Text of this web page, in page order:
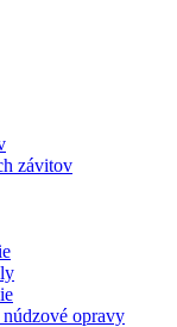
závitov
opravy